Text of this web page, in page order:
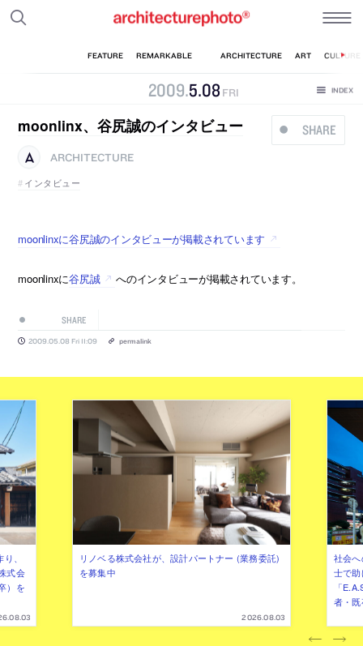
2009.5.08 FRI
SHARE
moonlinx、谷尻誠のインタビュー
ARCHITECTURE
インタビュー
moonlinxに谷尻誠のインタビューが掲載されています
moonlinxに谷尻誠 へのインタビューが掲載されています。
SHARE
2009.05.08 Fri 11:09 permalink
、
式会
）を
リノベる株式会社が、設計パートナー (業務委託)
を募集中
2026.08.03
社会
士で
「
者・